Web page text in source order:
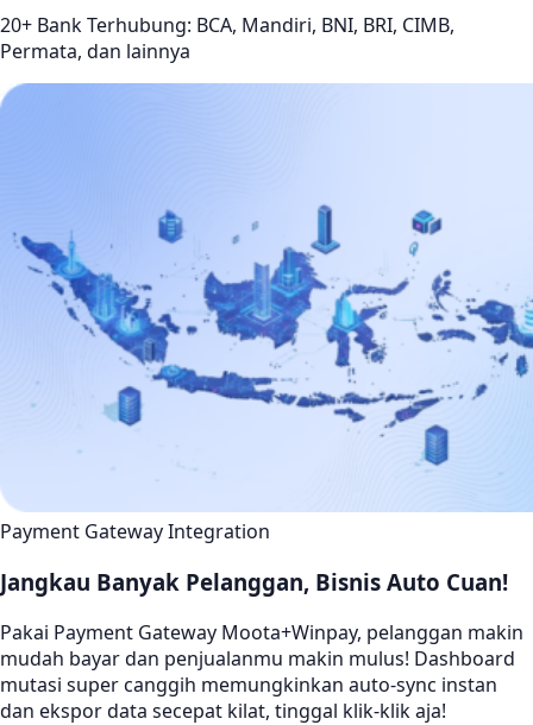
20+ Bank Terhubung: BCA, Mandiri, BNI, BRI, CIMB,
Permata, dan lainnya
Payment Gateway Integration
Jangkau Banyak Pelanggan, Bisnis Auto Cuan!
Pakai Payment Gateway Moota+Winpay, pelanggan makin
mudah bayar dan penjualanmu makin mulus! Dashboard
mutasi super canggih memungkinkan auto-sync instan
dan ekspor data secepat kilat, tinggal klik-klik aja!